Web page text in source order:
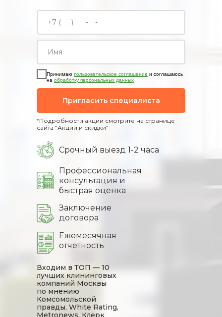
Принимаю пользовательское соглашение и соглашаюсь
на обработку персональных данных
Пригласить специалиста
Срочный выезд 1-2 часа
Профессиональная
консультация и
быстрая оценка
Входим в ТОП — 10
лучших клининговых
компаний Москвы
по мнению
Комсомольской
правды, White Rating,
Metronews, Клерк
Ежемесячная
отчетность
Заключение
договора
*Подробности акции смотрите на странице
сайта "Акции и скидки"